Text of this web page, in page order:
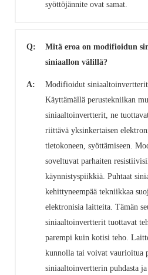
syöttöjännite ovat samat.
Q:
Mitä eroa on modifioidun
siniaallon välillä?
A:
Modifioidut
Käyttämällä perustekniikan
siniaaltoinvertterit, ne
riittävä yksinkertaisen
tietokoneen, syöttämiseen.
soveltuvat parhaiten
käynnistyspiikkiä. Puhtaat
kehittyneempää tekniikkaa
elektronisia laitteita. Tämän
siniaaltoinvertterit tuottavat
parempi kuin kotisi teho.
kunnolla tai voivat vaurioitua
siniaaltoinvertterin puhdasta ja